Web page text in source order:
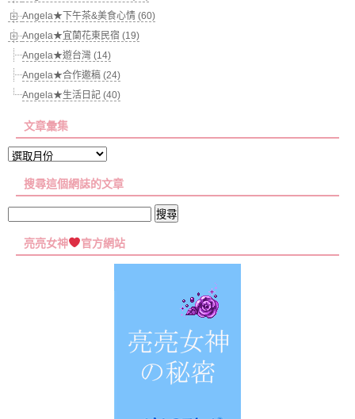
Angela★下午茶&美食心情 (60)
Angela★宜蘭花東民宿 (19)
Angela★遊台灣 (14)
Angela★合作邀稿 (24)
Angela★生活日記 (40)
文章彙集
文
彙
搜尋這個網誌的文章
關
亮亮女神 官方網站